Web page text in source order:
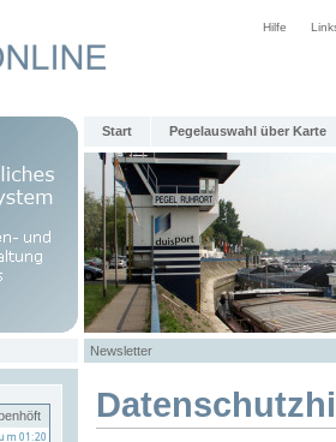
Hilfe
Start Pegelauswahl über Karte
Newsletter